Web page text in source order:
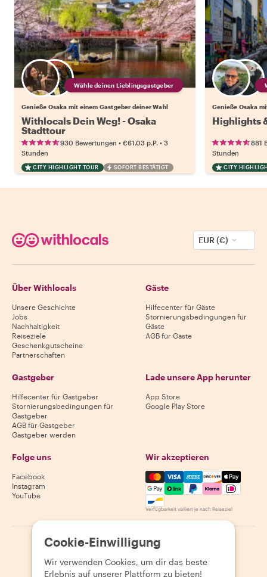
Wähle deinen Lieblingsgastgeber
Genieße Osaka mit einem Gastgeber deiner Wahl
Withlocals Dein Weg! - Osaka
Stadttour
930 Bewertungen • €61.03 p.P. • 3
Stunden
CITY HIGHLIGHT TOUR SOFORT BESTÄTIGT
Genieße Osaka
Highlights
881
Stunden
CITY
EUR (€)
Über Withlocals
Unsere Geschichte
Jobs
Nachhaltigkeit
Reiseziele
Geschenkgutscheine
Partnerschaften
Gäste
Hilfecenter für Gäste
Stornierungsbedingungen für
Gäste
AGB für Gäste
Gastgeber
Hilfecenter für Gastgeber
Stornierungsbedingungen für
Gastgeber
AGB für Gastgeber
Gastgeber werden
Lade unsere App herunter
App Store
Google Play Store
Folge uns
Facebook
Instagram
YouTube
Wir akzeptieren
Mastercard, Visa, Amex,
Verfügbarkeit variiert je nach Reiseziel
2026 Withlocals.com | Datenschutzerklärung
Seitenübersicht
Cookie-Einwilligung
Wir verwenden Cookies, um dir das beste
Erlebnis auf unserer Plattform zu bieten!